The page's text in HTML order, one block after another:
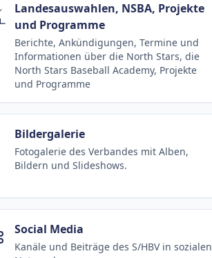
Landesauswahlen, NSBA, Projekte
und Programme
Berichte, Ankündigungen, Termine und
Informationen über die North Stars, die
North Stars Baseball Academy, Projekte
und Programme
Bildergalerie
Fotogalerie des Verbandes mit Alben,
Bildern und Slideshows.
Social Media
Kanäle und Beiträge des S/HBV in sozialen